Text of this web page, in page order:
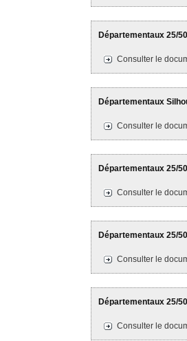
Départementaux 25/
Consulter le
Départementaux
Consulter le
Départementaux 25/
Consulter le
Départementaux 25/
Consulter le
Départementaux 25/
Consulter le